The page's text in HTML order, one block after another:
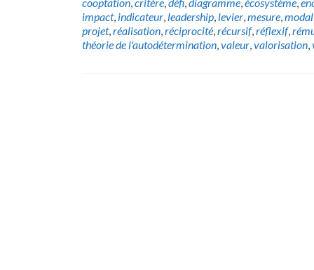
impact, indicateur, leadership, levier,mesure,
projet,réalisation,réciprocité,récursif,réflexif,
théorie de l'autodétermination,valeur,valorisation,